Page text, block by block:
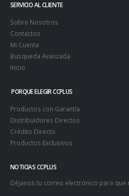
SERVICIO AL CLIENTE
Sobre Nosotros
Contactos
Mi Cuenta
Busqueda Avanzada
Inicio
PORQUE ELEGIR CCPLUS
Productos con Garantía
Distribuidores Directos
Crédito Directo
Productos Exclusivos
NOTICIAS CCPLUS
Déjanos tu correo electrónico para